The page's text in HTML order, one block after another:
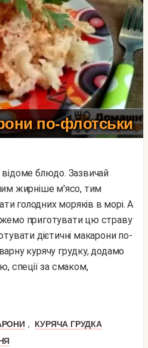
по-флотськи
жирніше м'ясо, тим
голодних моряків в морі. А
приготувати цю страву
дієтичні макарони по-
курячу грудку, додамо
спеції за смаком,
,
КУРЯЧА ГРУДКА